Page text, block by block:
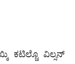
ಕಟಿಲ್ಚೊ ವಿಲ್ಸನ್